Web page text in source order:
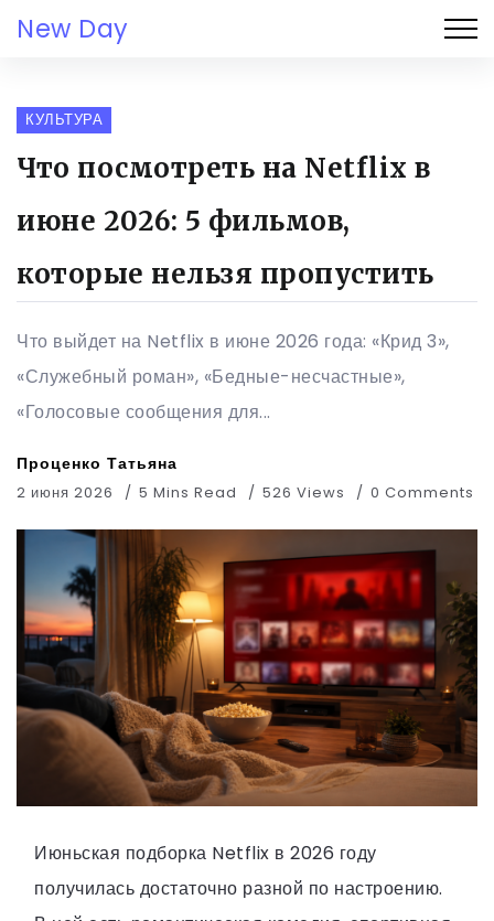
New Day
КУЛЬТУРА
Что посмотреть на Netflix в
июне 2026: 5 фильмов,
которые нельзя пропустить
Что выйдет на Netflix в июне 2026 года: «Крид 3»,
«Служебный роман», «Бедные-несчастные»,
«Голосовые сообщения для...
Проценко Татьяна
2 июня 2026 5 Mins Read 526 Views 0 Comments
Июньская подборка Netflix в 2026 году
получилась достаточно разной по настроению.